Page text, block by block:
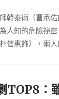
韓泰術（曹承
人知的危險祕
信惠飾），兩
：